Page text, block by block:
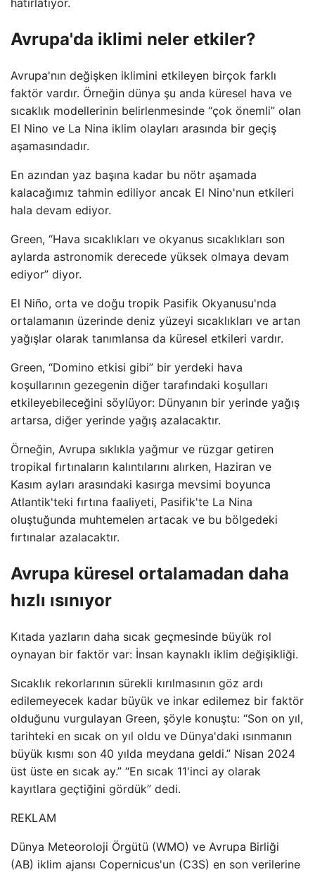
hatırlatıyor.
Avrupa'da iklimi neler etkiler?
Avrupa'nın değişken iklimini etkileyen birçok farklı
faktör vardır. Örneğin dünya şu anda küresel hava ve
sıcaklık modellerinin belirlenmesinde “çok önemli” olan
El Nino ve La Nina iklim olayları arasında bir geçiş
aşamasındadır.
En azından yaz başına kadar bu nötr aşamada
kalacağımız tahmin ediliyor ancak El Nino'nun etkileri
hala devam ediyor.
Green, “Hava sıcaklıkları ve okyanus sıcaklıkları son
aylarda astronomik derecede yüksek olmaya devam
ediyor” diyor.
El Niño, orta ve doğu tropik Pasifik Okyanusu'nda
ortalamanın üzerinde deniz yüzeyi sıcaklıkları ve artan
yağışlar olarak tanımlansa da küresel etkileri vardır.
Green, “Domino etkisi gibi” bir yerdeki hava
koşullarının gezegenin diğer tarafındaki koşulları
etkileyebileceğini söylüyor: Dünyanın bir yerinde yağış
artarsa, diğer yerinde yağış azalacaktır.
Örneğin, Avrupa sıklıkla yağmur ve rüzgar getiren
tropikal fırtınaların kalıntılarını alırken, Haziran ve
Kasım ayları arasındaki kasırga mevsimi boyunca
Atlantik'teki fırtına faaliyeti, Pasifik'te La Nina
oluştuğunda muhtemelen artacak ve bu bölgedeki
fırtınalar azalacaktır.
Avrupa küresel ortalamadan daha
hızlı ısınıyor
Kıtada yazların daha sıcak geçmesinde büyük rol
oynayan bir faktör var: İnsan kaynaklı iklim değişikliği.
Sıcaklık rekorlarının sürekli kırılmasının göz ardı
edilemeyecek kadar büyük ve inkar edilemez bir faktör
olduğunu vurgulayan Green, şöyle konuştu: “Son on yıl,
tarihteki en sıcak on yıl oldu ve Dünya'daki ısınmanın
büyük kısmı son 40 yılda meydana geldi.” Nisan 2024
üst üste en sıcak ay.” “En sıcak 11'inci ay olarak
kayıtlara geçtiğini gördük” dedi.
REKLAM
Dünya Meteoroloji Örgütü (WMO) ve Avrupa Birliği
(AB) iklim ajansı Copernicus'un (C3S) en son verilerine